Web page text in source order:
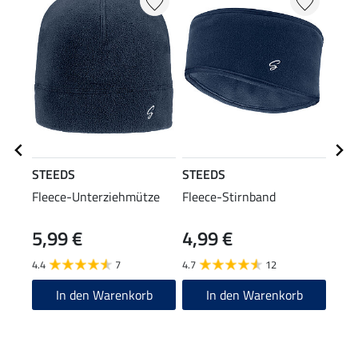
STEEDS
Fleece-Unterziehmütze
5,99 €
4.4 7
In den Warenkorb
STEEDS
Fleece-Stirnband
4,99 €
4.7 12
In den Warenkorb